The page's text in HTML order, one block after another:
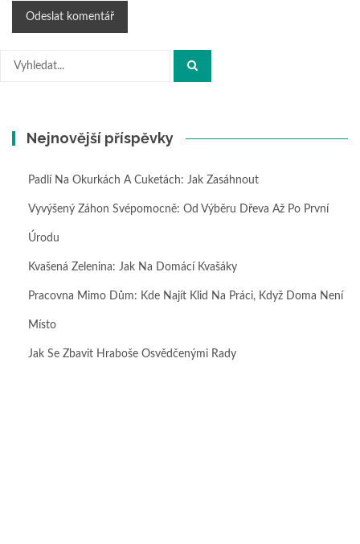
Hledat:
Nejnovější příspěvky
Padlí Na Okurkách A Cuketách: Jak Zasáhnout
Vyvýšený Záhon Svépomocně: Od Výběru Dřeva Až Po První
Úrodu
Kvašená Zelenina: Jak Na Domácí Kvašáky
Pracovna Mimo Dům: Kde Najít Klid Na Práci, Když Doma Není
Místo
Jak Se Zbavit Hraboše Osvědčenými Rady